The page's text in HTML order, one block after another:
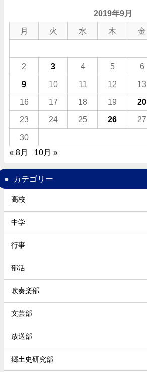
2019年9月
月 火 水 木 金
2 3 4 5 6
9 10 11 12 13
16 17 18 19 20
23 24 25 26 27
30
« 8月
10月 »
カテゴリー
高校
中学
行事
部活
吹奏楽部
文芸部
放送部
郷土史研究部